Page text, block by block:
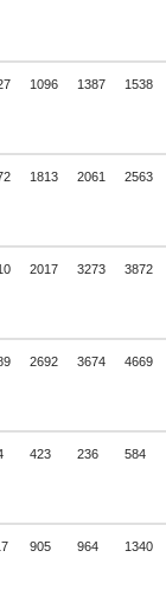
1096 1387 1538
1813 2061 2563
2017 3273 3872
2692 3674 4669
423 236 584
905 964 1340